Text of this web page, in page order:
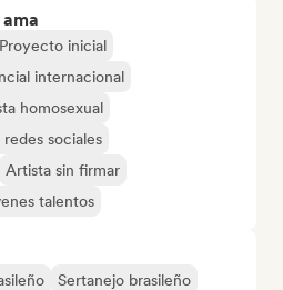
Proyecto inicial
internacional
homosexual
sociales
Artista sin firmar
talentos
Sertanejo brasileño